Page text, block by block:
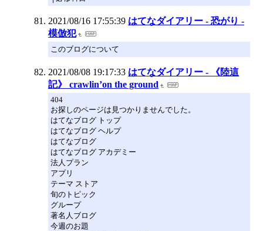
2021/08/16 17:55:39 はてなダイアリー - 恐がり -
模倣犯
このブログについて
2021/08/08 19:17:33 はてなダイアリー - 《陸這
記》 crawlin’on the ground
404
お探しのページは見つかりませんでした。
はてなブログ トップ
はてなブログ ヘルプ
はてなブログ
はてなブログ アカデミー
法人プラン
アプリ
テーマ ストア
旬のトピック
グループ
著名人ブログ
今週のお題